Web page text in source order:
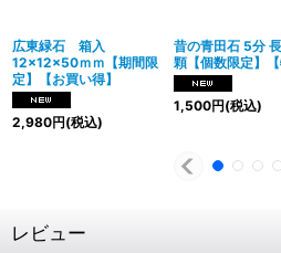
広東緑石 箱入
12×12×50ｍｍ【期間限
定】【お買い得】
2,980円(税込)
昔の青田石 5分
顆【個数限定】【
1,500円(税込)
レビュー